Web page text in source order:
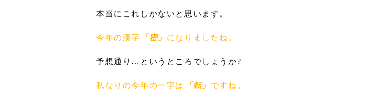
本当にこれしかないと思います。
今年の漢字 「密」 になりましたね。
予想通り…というところでしょうか?
私なりの今年の一字は 「転」 ですね。